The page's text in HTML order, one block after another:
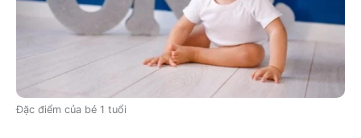
Đặc điểm của bé 1 tuổi